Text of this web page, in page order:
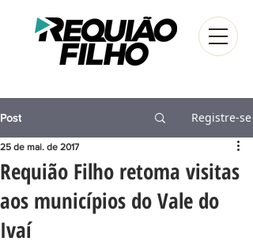
Post Registre-se
Requião Filho retoma visitas
aos municípios do Vale do
Ivaí
25 de mai. de 2017